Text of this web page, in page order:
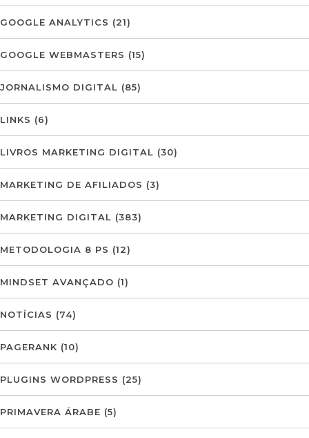
GOOGLE ANALYTICS (21)
GOOGLE WEBMASTERS (15)
JORNALISMO DIGITAL (85)
LINKS (6)
LIVROS MARKETING DIGITAL (30)
MARKETING DE AFILIADOS (3)
MARKETING DIGITAL (383)
METODOLOGIA 8 PS (12)
MINDSET AVANÇADO (1)
NOTÍCIAS (74)
PAGERANK (10)
PLUGINS WORDPRESS (25)
PRIMAVERA ÁRABE (5)